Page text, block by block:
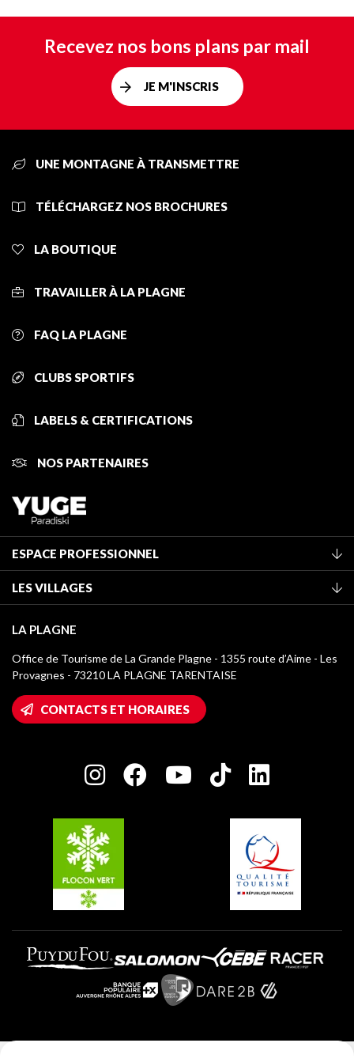
Recevez nos bons plans par mail
JE M'INSCRIS
UNE MONTAGNE À TRANSMETTRE
TÉLÉCHARGEZ NOS BROCHURES
LA BOUTIQUE
TRAVAILLER À LA PLAGNE
FAQ LA PLAGNE
CLUBS SPORTIFS
LABELS & CERTIFICATIONS
NOS PARTENAIRES
ESPACE PROFESSIONNEL
Classement des meublés
Taxe de séjour
Médiathèque
Logos La Plagne
Accès Wifi
Maison des Propriétaires
Charte des Acteurs Engagés
LES VILLAGES
Montchavin - Les Coches
Champagny-en-Vanoise
Plagne 1800
Plagne Villages
Plagne Aime 2000
LA PLAGNE
Office de Tourisme de La Grande Plagne - 1355 route d’Aime - Les
Provagnes - 73210 LA PLAGNE TARENTAISE
CONTACTS ET HORAIRES